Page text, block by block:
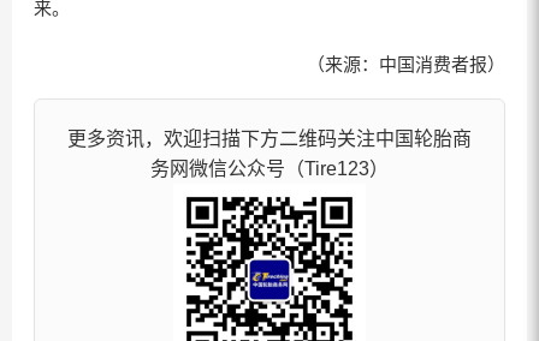
来。
（来源：中国消费者报）
更多资讯，欢迎扫描下方二维码关注中国轮胎商
务网微信公众号（Tire123）